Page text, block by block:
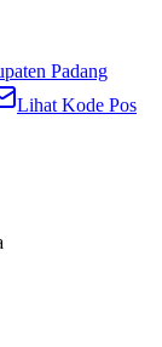
Padang
Lihat Kode Pos